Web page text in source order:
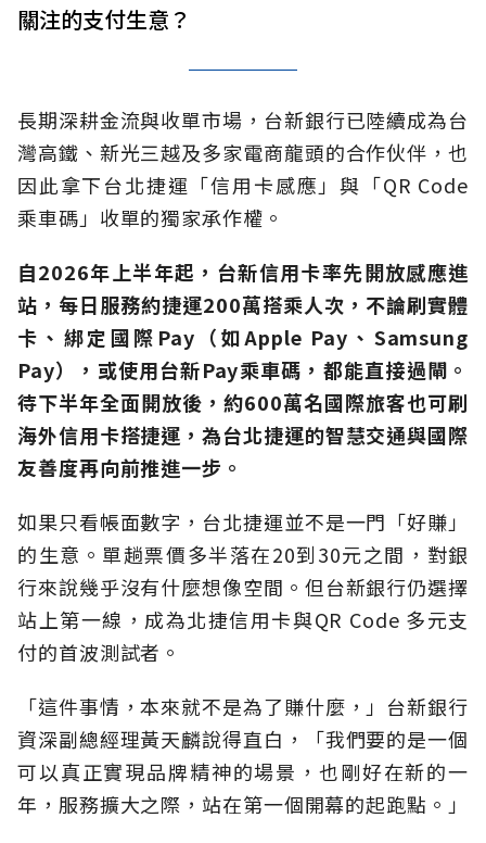
關注的支付生意？
長期深耕金流與收單市場，台新銀行已陸續成為台
灣高鐵、新光三越及多家電商龍頭的合作伙伴，也
因此拿下台北捷運「信用卡感應」與「QR Code
乘車碼」收單的獨家承作權。
自2026年上半年起，台新信用卡率先開放感應進
站，每日服務約捷運200萬搭乘人次，不論刷實體
卡、綁定國際Pay（如Apple Pay、Samsung
Pay），或使用台新Pay乘車碼，都能直接過閘。
待下半年全面開放後，約600萬名國際旅客也可刷
海外信用卡搭捷運，為台北捷運的智慧交通與國際
友善度再向前推進一步。
如果只看帳面數字，台北捷運並不是一門「好賺」
的生意。單趟票價多半落在20到30元之間，對銀
行來說幾乎沒有什麼想像空間。但台新銀行仍選擇
站上第一線，成為北捷信用卡與QR Code 多元支
付的首波測試者。
「這件事情，本來就不是為了賺什麼，」台新銀行
資深副總經理黃天麟說得直白，「我們要的是一個
可以真正實現品牌精神的場景，也剛好在新的一
年，服務擴大之際，站在第一個開幕的起跑點。」